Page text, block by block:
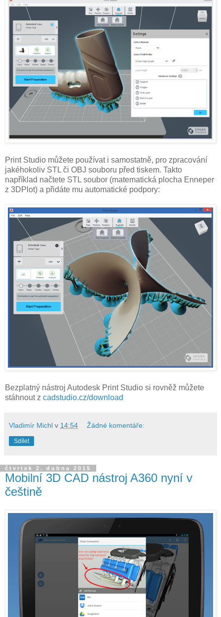
Print Studio můžete používat i samostatně, pro zpracování
jakéhokoliv STL či OBJ souboru před tiskem. Takto
například načtete STL soubor (matematická plocha Enneper
z 3DPlot) a přidáte mu automatické podpory:
Bezplatný nástroj Autodesk Print Studio si rovněž můžete
stáhnout z cadstudio.cz/download
Vladimír Michl v 14:54 Žádné komentáře:
Sdílet
čtvrtek 2. dubna 2015
Mobilní 3D CAD nástroj A360 nyní v
češtině